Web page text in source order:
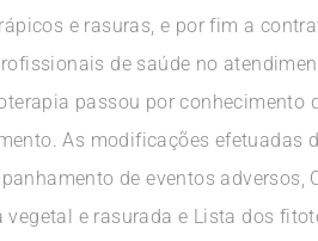
e rasuras, e por fim a
de saúde no
passou por conhecimento
As modificações efetuadas
de eventos adversos,
vegetal e rasurada e Lista dos